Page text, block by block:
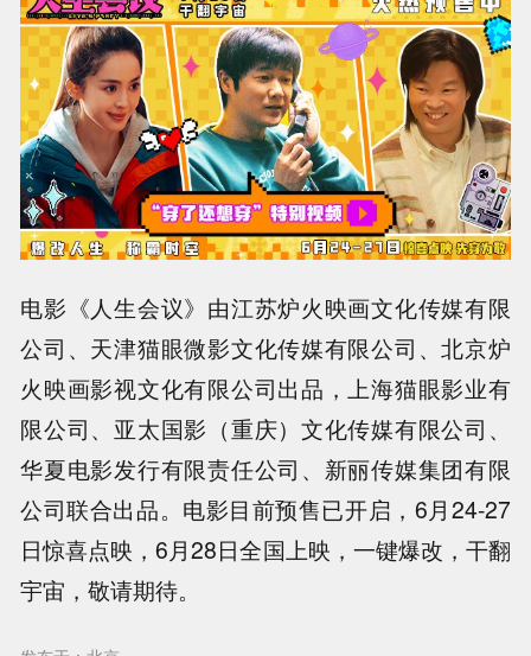
电影《人生会议》由江苏炉火映画文化传媒有限
公司、天津猫眼微影文化传媒有限公司、北京炉
火映画影视文化有限公司出品，上海猫眼影业有
限公司、亚太国影（重庆）文化传媒有限公司、
华夏电影发行有限责任公司、新丽传媒集团有限
公司联合出品。电影目前预售已开启，6月24-27
日惊喜点映，6月28日全国上映，一键爆改，干翻
宇宙，敬请期待。